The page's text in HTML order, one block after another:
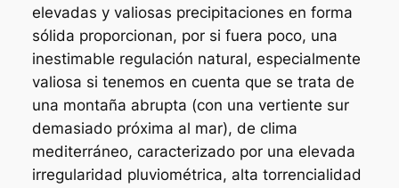
elevadas y valiosas precipitaciones en forma
sólida proporcionan, por si fuera poco, una
inestimable regulación natural, especialmente
valiosa si tenemos en cuenta que se trata de
una montaña abrupta (con una vertiente sur
demasiado próxima al mar), de clima
mediterráneo, caracterizado por una elevada
irregularidad pluviométrica, alta torrencialidad